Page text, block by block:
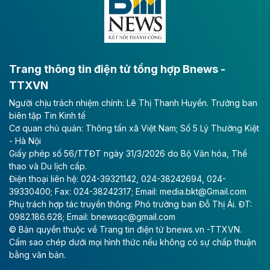
Long Thành
Tổng công ty Cảng hàng không Việt Nam - CTCP
(ACV) vừa lập kỷ lục mới về lợi nhuận trong quý
II/2026.
Theo baodautu.vn
Vinaconex lập đỉnh doanh thu
Tổng CTCP Xuất nhập khẩu và Xây dựng Việt Nam
(Vinaconex) đã khép lại nửa đầu năm với doanh thu
thuần gần 7.268 tỷ đồng, tăng 4% so với cùng kỳ và
cũng là mức cao nhất lịch sử hoạt động của doanh
nghiệp.
Trang thông tin điện tử tổng hợp Bnews -
TTXVN
Người chịu trách nhiệm chính: Lê Thị Thanh Huyền. Trưởng ban
biên tập Tin Kinh tế
Cơ quan chủ quản: Thông tấn xã Việt Nam; Số 5 Lý Thường Kiệt
- Hà Nội
Giấy phép số 56/TTĐT ngày 31/3/2026 do Bộ Văn hóa, Thể
thao và Du lịch cấp.
Điện thoại liên hệ: 024-39321142, 024-38242694, 024-
39330400; Fax: 024-38242317; Email: media.bkt@Gmail.com
Phụ trách hợp tác truyền thông: Phó trưởng ban Đỗ Thị Ái. ĐT:
0982.186.628; Email: bnewsqc@gmail.com
© Bản quyền thuộc về Trang tin điện tử bnews.vn -TTXVN.
Cấm sao chép dưới mọi hình thức nếu không có sự chấp thuận
bằng văn bản.